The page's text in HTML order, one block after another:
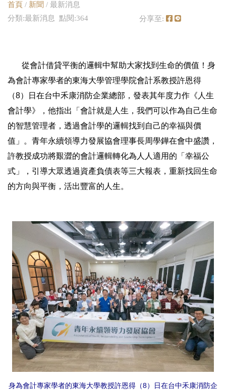
首頁 / 新聞 / 最新消息
分類:最新消息 點閱:364
分享至:
從會計借貸平衡的邏輯中幫助大家找到生命的價值！身
為會計專家學者的東海大學管理學院會計系教授許恩得
（8）日在台中禾康消防企業總部，發表其年度力作《人生
會計學》，他指出「會計就是人生，我們可以作為自己生命
的智慧管理者，透過會計學的邏輯找到自己的幸福與價
值」。青年永續領導力發展協會理事長周學鏵在會中盛讚，
許教授成功將艱澀的會計邏輯轉化為人人適用的「幸福公
式」，引導大眾透過資產負債表等三大報表，重新找回生命
的方向與平衡，活出豐富的人生。
身為會計專家學者的東海大學教授許恩得（8）日在台中禾康消防企